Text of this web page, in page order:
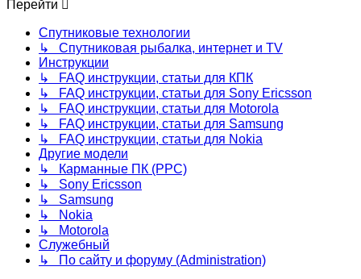
Перейти
Спутниковые технологии
↳ Спутниковая рыбалка, интернет и TV
Инструкции
↳ FAQ инструкции, статьи для КПК
↳ FAQ инструкции, статьи для Sony Ericsson
↳ FAQ инструкции, статьи для Motorola
↳ FAQ инструкции, статьи для Samsung
↳ FAQ инструкции, статьи для Nokia
Другие модели
↳ Карманные ПК (PPC)
↳ Sony Ericsson
↳ Samsung
↳ Nokia
↳ Motorola
Служебный
↳ По сайту и форуму (Administration)